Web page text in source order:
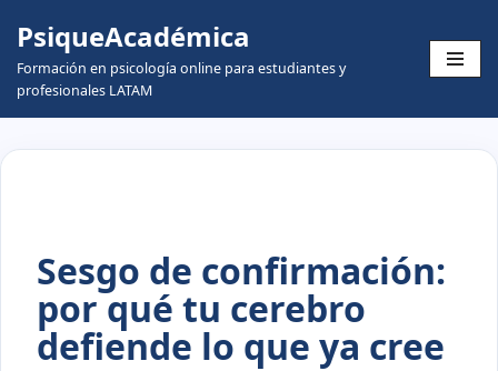
Skip
to
content
PsiqueAcadémica
Formación en psicología online para estudiantes y
profesionales LATAM
Sesgo de confirmación:
por qué tu cerebro
defiende lo que ya cree